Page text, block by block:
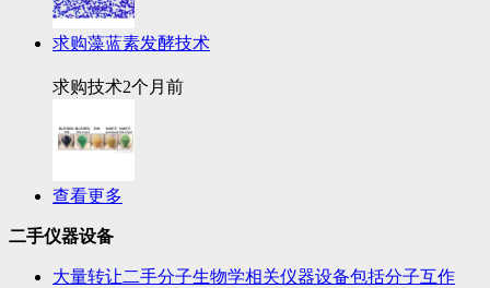
求购藻蓝素发酵技术
求购技术2个月前
查看更多
二手仪器设备
大量转让二手分子生物学相关仪器设备包括分子互作